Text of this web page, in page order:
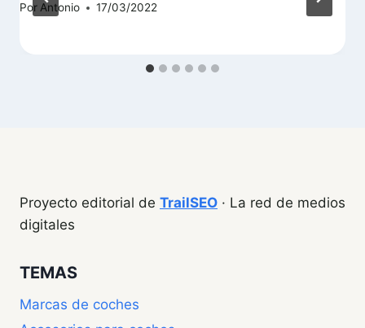
Por Antonio 17/03/2022
Proyecto editorial de TrailSEO · La red de medios
digitales
TEMAS
Marcas de coches